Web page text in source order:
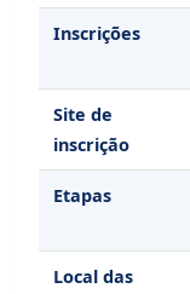
Inscrições
Site de
inscrição
Etapas
Local das